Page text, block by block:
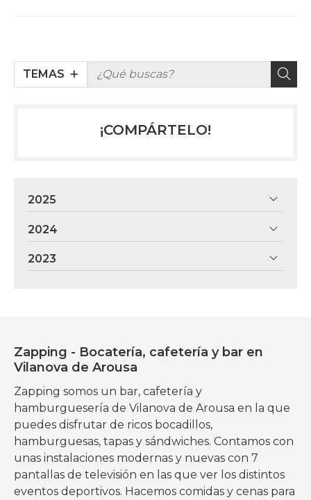
TEMAS
¡COMPÁRTELO!
2025
2024
2023
Zapping - Bocatería, cafetería y bar en
Vilanova de Arousa
Zapping somos un bar, cafetería y
hamburguesería de Vilanova de Arousa en la que
puedes disfrutar de ricos bocadillos,
hamburguesas, tapas y sándwiches. Contamos con
unas instalaciones modernas y nuevas con 7
pantallas de televisión en las que ver los distintos
eventos deportivos. Hacemos comidas y cenas para